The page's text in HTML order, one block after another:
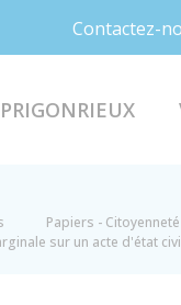
Contactez-
PRIGONRIEUX
Papiers -
sur un acte d'état